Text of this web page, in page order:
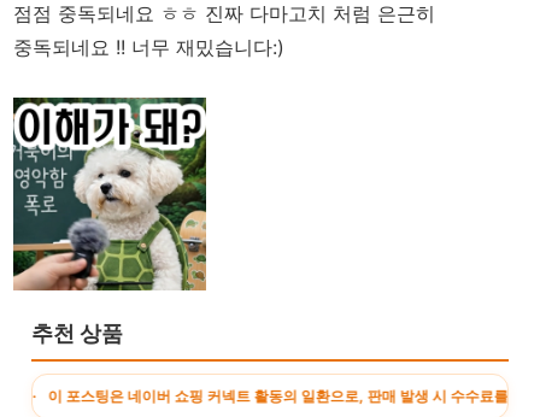
점점 중독되네요 ㅎㅎ 진짜 다마고치 처럼 은근히
중독되네요 !! 너무 재밌습니다:)
추천 상품
스팅은 네이버 쇼핑 커넥트 활동의 일환으로, 판매 발생 시 수수료를 제공받